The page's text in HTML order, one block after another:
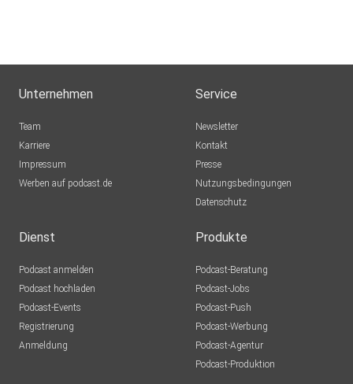
Unternehmen
Team
Karriere
Impressum
Werben auf podcast.de
Service
Newsletter
Kontakt
Presse
Nutzungsbedingungen
Datenschutz
Dienst
Podcast anmelden
Podcast hochladen
Podcast-Events
Registrierung
Anmeldung
Produkte
Podcast-Beratung
Podcast-Jobs
Podcast-Push
Podcast-Werbung
Podcast-Agentur
Podcast-Produktion